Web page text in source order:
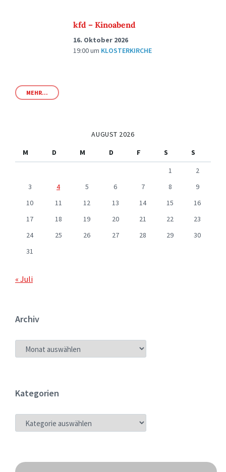
kfd – Kinoabend
16. Oktober 2026
19:00um KLOSTERKIRCHE
MEHR...
AUGUST 2026
M
D M D F S
S
1
2
3
4 5 6 7 8
9
10
11 12 13 14 15
16
17
18 19 20 21 22
23
24
25 26 27 28 29
30
31
« Juli
Archiv
ARCHIV
Kategorien
KATEGORIEN